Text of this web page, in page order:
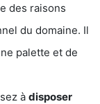
des raisons
du domaine. Il
palette et de
à disposer